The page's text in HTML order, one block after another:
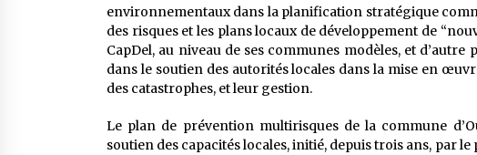
environnementaux dans la planification stratégique
des risques et les plans locaux de développement de
CapDel, au niveau de ses communes modèles, et
dans le soutien des autorités locales dans la mise en
des catastrophes, et leur gestion.
Le plan de prévention multirisques de la commune
soutien des capacités locales, initié, depuis trois ans, par